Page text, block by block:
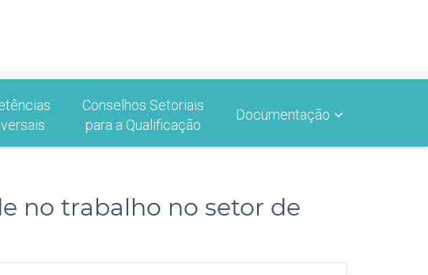
Conselhos Setoriais
para a Qualificação
Documentação
no trabalho no setor de